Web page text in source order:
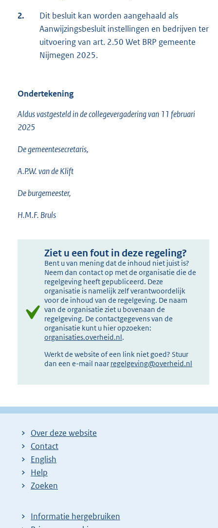
2.
Dit besluit kan worden aangehaald als
Aanwijzingsbesluit instellingen en bedrijven ter
uitvoering van art. 2.50 Wet BRP gemeente
Nijmegen 2025.
Ondertekening
Aldus vastgesteld in de collegevergadering van 11 februari
2025
De gemeentesecretaris,
A.P.W. van de Klift
De burgemeester,
H.M.F. Bruls
Ziet u een fout in deze regeling?
Bent u van mening dat de inhoud niet juist is?
Neem dan contact op met de organisatie die de
regelgeving heeft gepubliceerd. Deze
organisatie is namelijk zelf verantwoordelijk
voor de inhoud van de regelgeving. De naam
van de organisatie ziet u bovenaan de
regelgeving. De contactgegevens van de
organisatie kunt u hier opzoeken:
organisaties.overheid.nl.
Werkt de website of een link niet goed? Stuur
dan een e-mail naar regelgeving@overheid.nl
Over deze website
Contact
English
Help
Zoeken
Informatie hergebruiken